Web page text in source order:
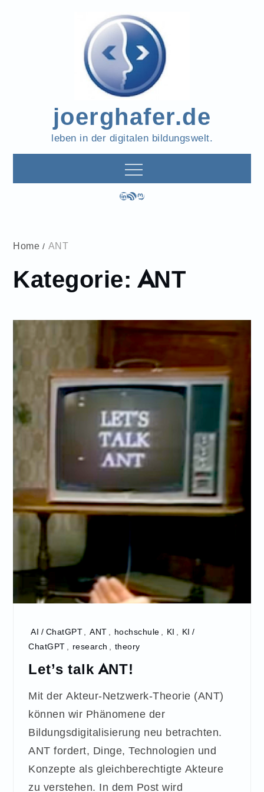
joerghafer.de
leben in der digitalen bildungswelt.
LinkedIn
RSS-FeedMastodon
Home ANT
Kategorie:ANT
AI / ChatGPT ANT hochschule KI
KI /
ChatGPT
research theory
Let’s talk ANT!
Mit der Akteur-Netzwerk-Theorie (ANT)
können wir Phänomene der
Bildungsdigitalisierung neu betrachten.
ANT fordert, Dinge, Technologien und
Konzepte als gleichberechtigte Akteure
zu verstehen. In dem Post wird